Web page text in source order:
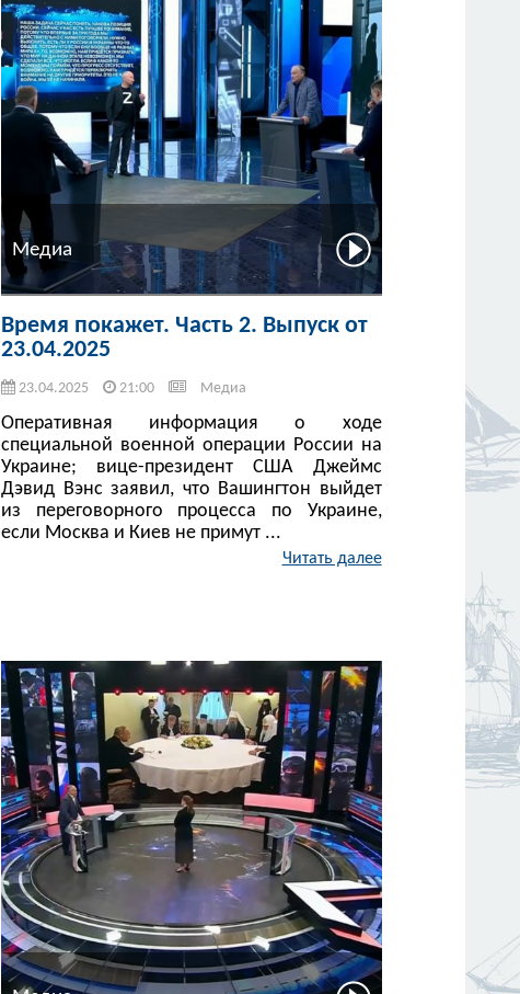
Медиа
Время покажет. Часть 2. Выпуск от
23.04.2025
23.04.2025 21:00 Медиа
Оперативная информация о ходе
специальной военной операции России на
Украине; вице-президент США Джеймс
Дэвид Вэнс заявил, что Вашингтон выйдет
из переговорного процесса по Украине,
если Москва и Киев не примут ...
Читать далее